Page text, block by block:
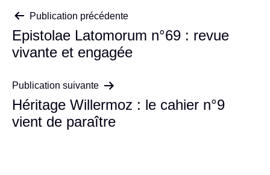
Navigation
de
Publication précédente
Epistolae Latomorum n°69 : revue
vivante et engagée
Publication suivante
Héritage Willermoz : le cahier n°9
vient de paraître